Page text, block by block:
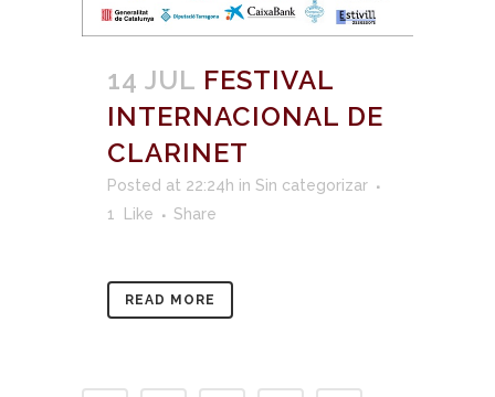
14 JUL FESTIVAL
INTERNACIONAL DE
CLARINET
Posted at 22:24h in Sin categorizar
1
Like Share
READ MORE